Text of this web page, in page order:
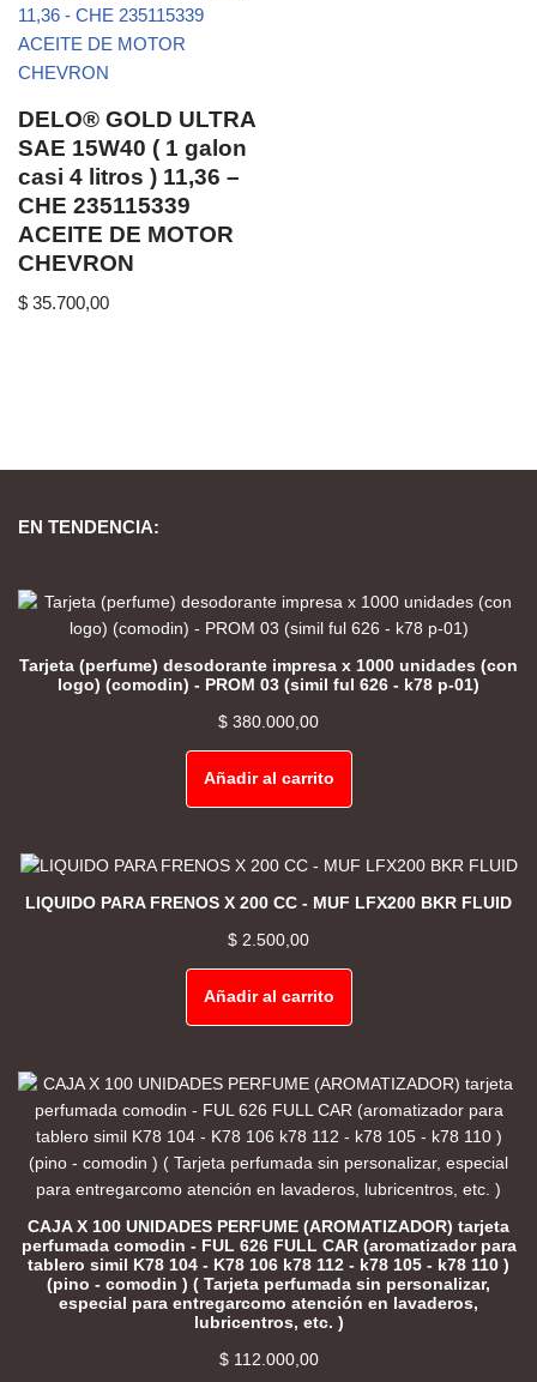
DELO® GOLD ULTRA
SAE 15W40 ( 1 galon
casi 4 litros ) 11,36 –
CHE 235115339
ACEITE DE MOTOR
CHEVRON
$ 35.700,00
EN TENDENCIA:
Tarjeta (perfume) desodorante impresa x 1000 unidades (con
logo) (comodin) - PROM 03 (simil ful 626 - k78 p-01)
$ 380.000,00
Añadir al carrito
LIQUIDO PARA FRENOS X 200 CC - MUF LFX200 BKR FLUID
$ 2.500,00
Añadir al carrito
CAJA X 100 UNIDADES PERFUME (AROMATIZADOR) tarjeta
perfumada comodin - FUL 626 FULL CAR (aromatizador para
tablero simil K78 104 - K78 106 k78 112 - k78 105 - k78 110 )
(pino - comodin ) ( Tarjeta perfumada sin personalizar,
especial para entregarcomo atención en lavaderos,
lubricentros, etc. )
$112.000,00